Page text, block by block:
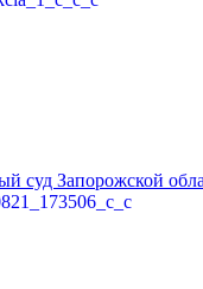
суд Запорожской